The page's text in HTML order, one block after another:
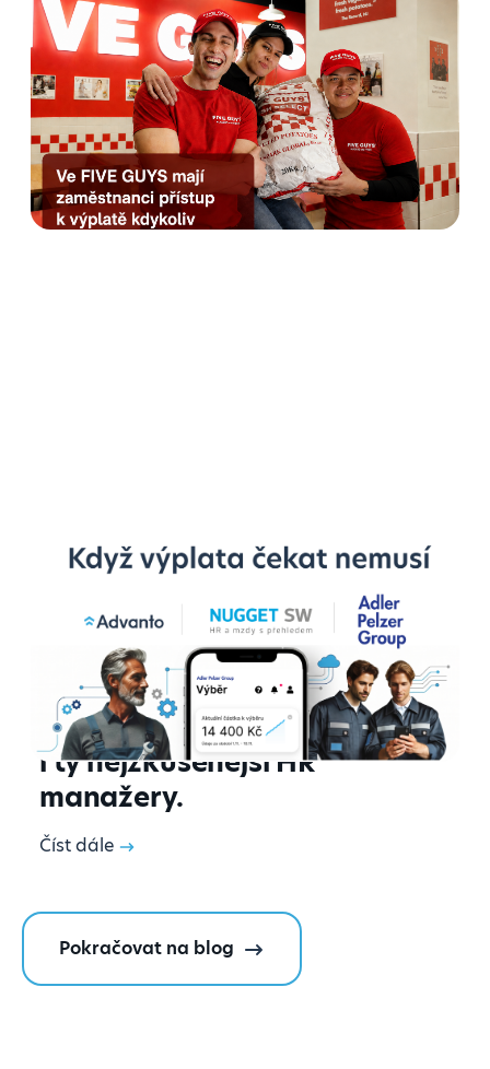
Five Guys nabízí
zaměstnancům Výplatu
kdykoliv od Advanta.
Rozhovor s HR manažerkou
Anetou Krausovou
Číst dále
Adler Pelzer Group ve svých
pěti výrobních závodech v
České republice a na
Slovensku zpřístupnila všem
zaměstnancům výplatu
kdykoliv. Výsledky překvapily
i ty nejzkušenější HR
manažery.
Číst dále
Pokračovat na blog